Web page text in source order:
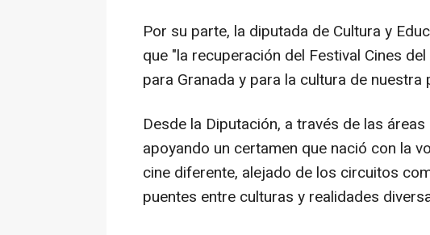
Por su parte, la diputada de Cultura y
que "la recuperación del Festival Cines
para Granada y para la cultura de nuestra
Desde la Diputación, a través de las
apoyando un certamen que nació con la
cine diferente, alejado de los circuitos
puentes entre culturas y realidades